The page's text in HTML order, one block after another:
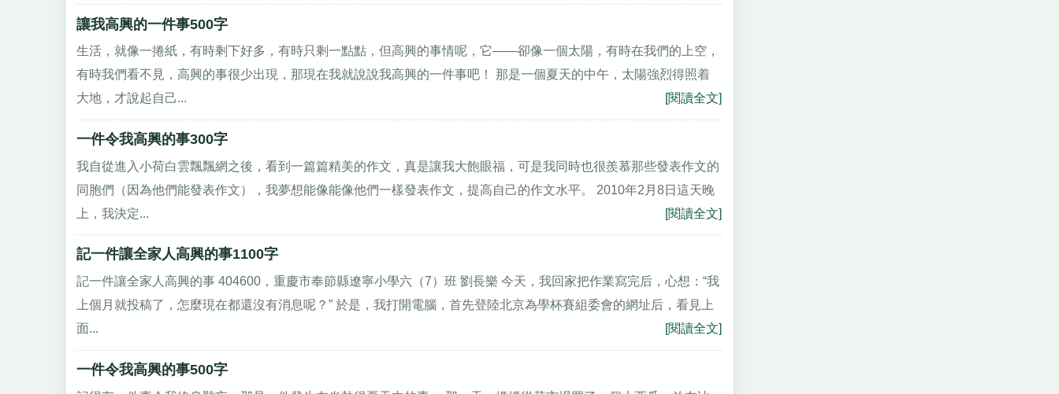
讓我高興的一件事500字
生活，就像一捲紙，有時剩下好多，有時只剩一點點，但高興的事情呢，它——卻像一個太陽，有時在我們的上空，
有時我們看不見，高興的事很少出現，那現在我就說說我高興的一件事吧！ 那是一個夏天的中午，太陽強烈得照着
大地，才說起自己...
[閱讀全文]
一件令我高興的事300字
我自從進入小荷白雲飄飄網之後，看到一篇篇精美的作文，真是讓我大飽眼福，可是我同時也很羨慕那些發表作文的
同胞們（因為他們能發表作文），我夢想能像能像他們一樣發表作文，提高自己的作文水平。 2010年2月8日這天晚
上，我決定...
[閱讀全文]
記一件讓全家人高興的事1100字
記一件讓全家人高興的事 404600，重慶市奉節縣遼寧小學六（7）班 劉長樂 今天，我回家把作業寫完后，心想：“我
上個月就投稿了，怎麼現在都還沒有消息呢？” 於是，我打開電腦，首先登陸北京為學杯賽組委會的網址后，看見上
面...
[閱讀全文]
一件令我高興的事500字